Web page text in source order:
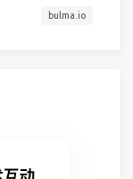
bulma.io